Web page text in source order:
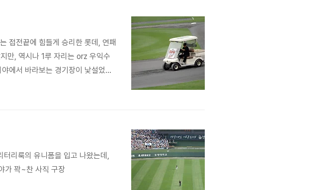
접전끝에 힘들게 승리한 롯데, 연패
만, 역시나 1루 자리는 orz 우익수
에서 바라보는 경기장이 낯설었다
외야에서 만난 두 사람 경기 시작
리룩의 유니폼을 입고 나왔는데,
가 꽉~찬 사직 구장